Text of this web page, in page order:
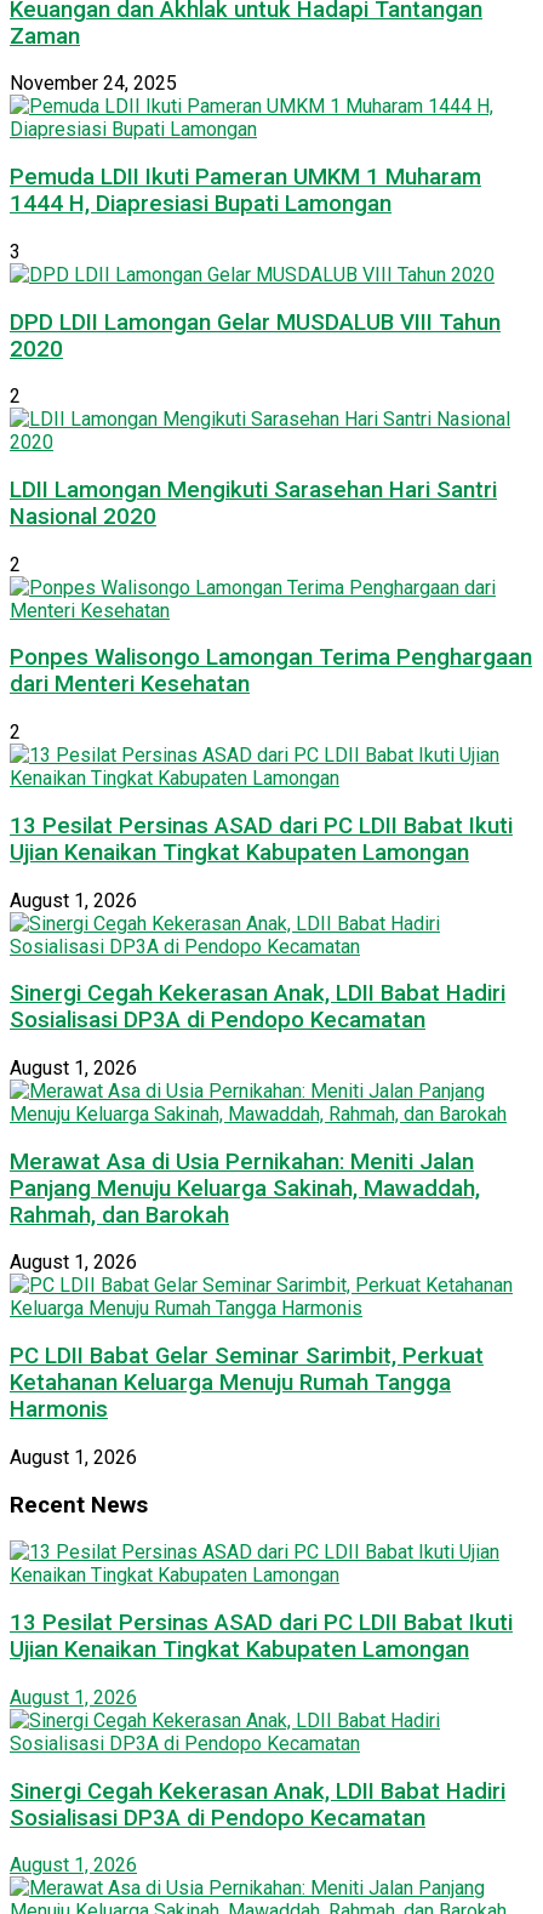
Keuangan dan Akhlak untuk Hadapi Tantangan
Zaman
November 24, 2025
Pemuda LDII Ikuti Pameran UMKM 1 Muharam
1444 H, Diapresiasi Bupati Lamongan
3
DPD LDII Lamongan Gelar MUSDALUB VIII Tahun
2020
2
LDII Lamongan Mengikuti Sarasehan Hari Santri
Nasional 2020
2
Ponpes Walisongo Lamongan Terima Penghargaan
dari Menteri Kesehatan
2
13 Pesilat Persinas ASAD dari PC LDII Babat Ikuti
Ujian Kenaikan Tingkat Kabupaten Lamongan
August 1, 2026
Sinergi Cegah Kekerasan Anak, LDII Babat Hadiri
Sosialisasi DP3A di Pendopo Kecamatan
August 1, 2026
Merawat Asa di Usia Pernikahan: Meniti Jalan
Panjang Menuju Keluarga Sakinah, Mawaddah,
Rahmah, dan Barokah
August 1, 2026
PC LDII Babat Gelar Seminar Sarimbit, Perkuat
Ketahanan Keluarga Menuju Rumah Tangga
Harmonis
August 1, 2026
Recent News
13 Pesilat Persinas ASAD dari PC LDII Babat Ikuti
Ujian Kenaikan Tingkat Kabupaten Lamongan
August 1, 2026
Sinergi Cegah Kekerasan Anak, LDII Babat Hadiri
Sosialisasi DP3A di Pendopo Kecamatan
August 1, 2026